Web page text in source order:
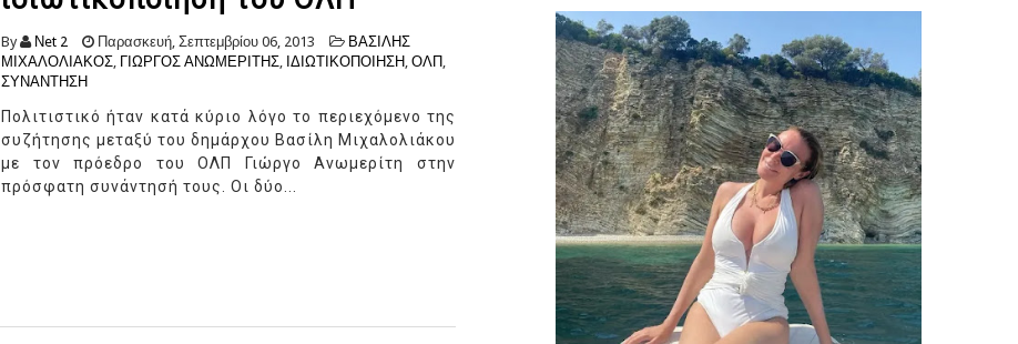
By Νet 2 Παρασκευή, Σεπτεμβρίου 06, 2013
ΒΑΣΙΛΗΣ
ΜΙΧΑΛΟΛΙΑΚΟΣ, ΓΙΩΡΓΟΣ ΑΝΩΜΕΡΙΤΗΣ, ΙΔΙΩΤΙΚΟΠΟΙΗΣΗ, ΟΛΠ,
ΣΥΝΑΝΤΗΣΗ
Πολιτιστικό ήταν κατά κύριο λόγο το περιεχόμενο της
συζήτησης μεταξύ του δημάρχου Βασίλη Μιχαλολιάκου
με τον πρόεδρο του ΟΛΠ Γιώργο Ανωμερίτη στην
πρόσφατη συνάντησή τους. Οι δύο...